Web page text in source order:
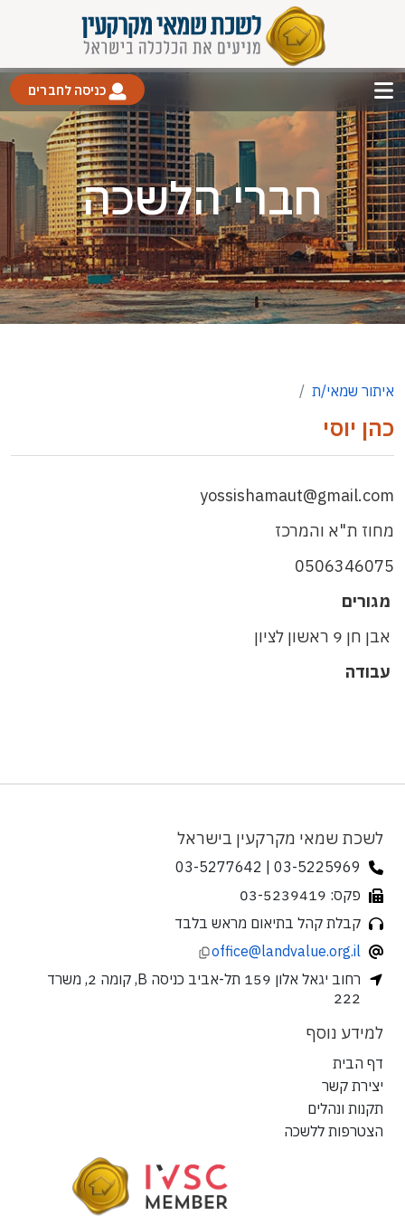
כניסה לחברים
חברי הלשכה
איתור שמאי/ת
כהן יוסי
yossishamaut@gmail.com
מחוז ת"א והמרכז
0506346075
מגורים
אבן חן 9 ראשון לציון
עבודה
לשכת שמאי מקרקעין בישראל
03-5225969 | 03-5277642
פקס: 03-5239419
קבלת קהל בתיאום מראש בלבד
office@landvalue.org.il
רחוב יגאל אלון 159 תל-אביב כניסה B, קומה 2, משרד
222
למידע נוסף
דף הבית
יצירת קשר
תקנות ונהלים
הצטרפות ללשכה